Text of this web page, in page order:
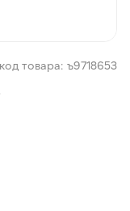
код товара: ъ9718653